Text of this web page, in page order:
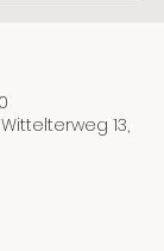
13,